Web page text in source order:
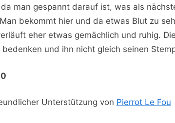
man gespannt darauf ist, was als
bekommt hier und da etwas Blut zu
eher etwas gemächlich und ruhig.
bedenken und ihn nicht gleich seinen
Unterstützung von Pierrot Le Fou